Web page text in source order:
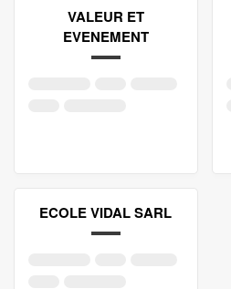
VALEUR ET
EVENEMENT
ECOLE VIDAL SARL